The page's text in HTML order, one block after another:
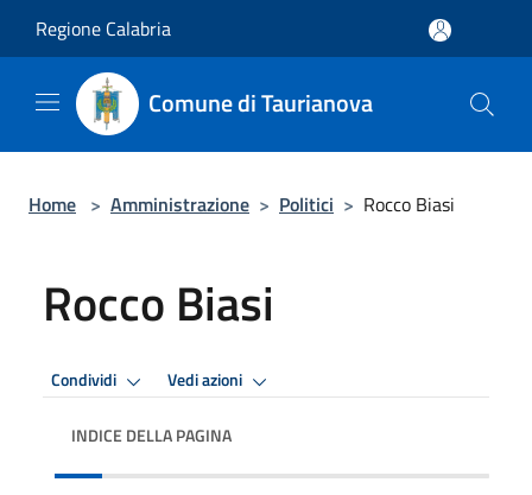
Regione Calabria
Comune di Taurianova
Home > Amministrazione > Politici > Rocco Biasi
Rocco Biasi
Condividi Vedi azioni
INDICE DELLA PAGINA